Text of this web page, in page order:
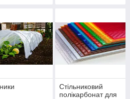
Стільниковий
полікарбонат для